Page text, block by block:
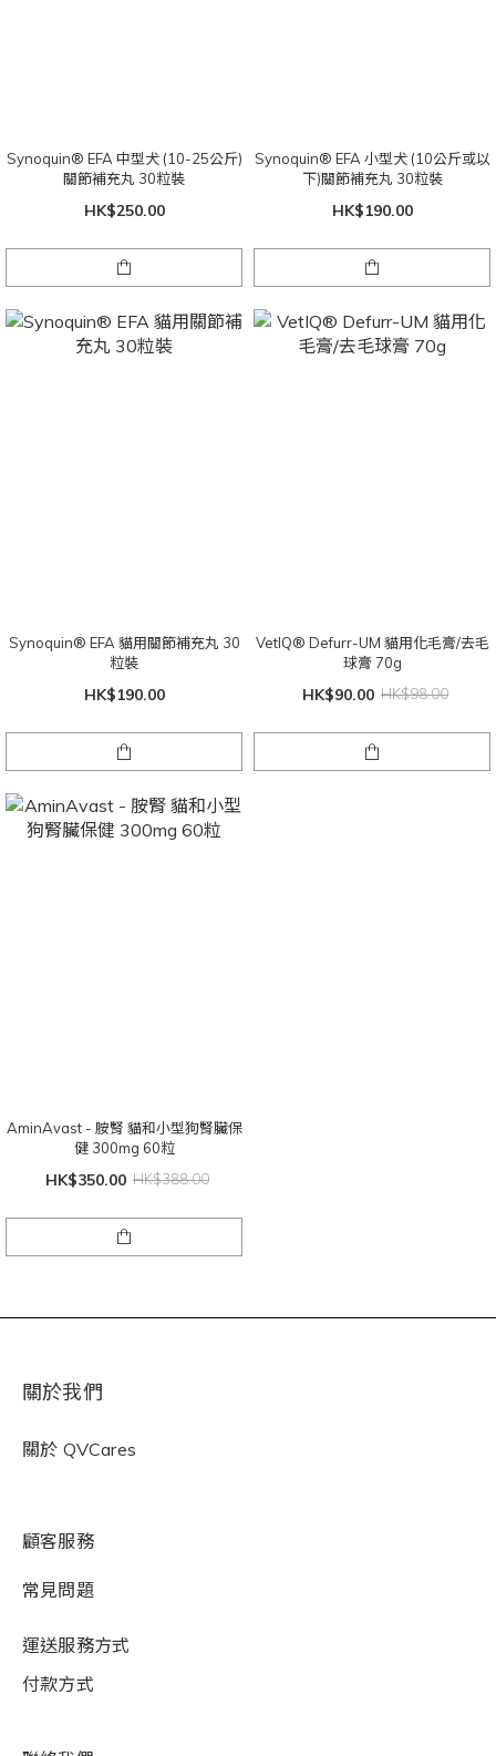
Synoquin® EFA 中型犬 (10-25公斤)
關節補充丸 30粒裝
HK$250.00
Synoquin® EFA 小型犬 (10公斤或以
下)關節補充丸 30粒裝
HK$190.00
Synoquin® EFA 貓用關節補充丸 30
粒裝
HK$190.00
VetIQ® Defurr-UM 貓用化毛膏/去毛
球膏 70g
HK$90.00 HK$98.00
AminAvast - 胺腎 貓和小型狗腎臟保
健 300mg 60粒
HK$350.00 HK$388.00
關於我們
關於 QVCares
顧客服務
常見問題
運送服務方式
付款方式